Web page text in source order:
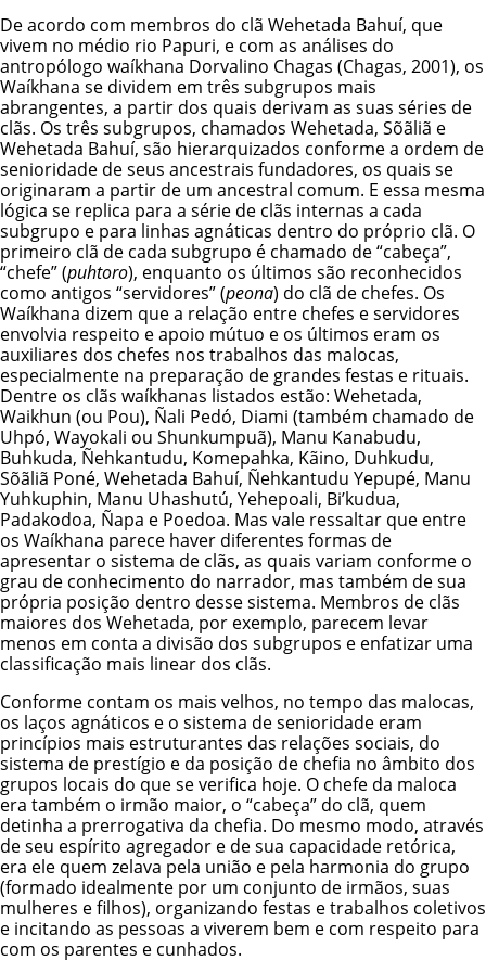
De acordo com membros do clã Wehetada Bahuí, que
vivem no médio rio Papuri, e com as análises do
antropólogo waíkhana Dorvalino Chagas (Chagas, 2001), os
Waíkhana se dividem em três subgrupos mais
abrangentes, a partir dos quais derivam as suas séries de
clãs. Os três subgrupos, chamados Wehetada, Sõãliã e
Wehetada Bahuí, são hierarquizados conforme a ordem de
senioridade de seus ancestrais fundadores, os quais se
originaram a partir de um ancestral comum. E essa mesma
lógica se replica para a série de clãs internas a cada
subgrupo e para linhas agnáticas dentro do próprio clã. O
primeiro clã de cada subgrupo é chamado de “cabeça”,
“chefe” (puhtoro), enquanto os últimos são reconhecidos
como antigos “servidores” (peona) do clã de chefes. Os
Waíkhana dizem que a relação entre chefes e servidores
envolvia respeito e apoio mútuo e os últimos eram os
auxiliares dos chefes nos trabalhos das malocas,
especialmente na preparação de grandes festas e rituais.
Dentre os clãs waíkhanas listados estão: Wehetada,
Waikhun (ou Pou), Ñali Pedó, Diami (também chamado de
Uhpó, Wayokali ou Shunkumpuã), Manu Kanabudu,
Buhkuda, Ñehkantudu, Komepahka, Kãino, Duhkudu,
Sõãliã Poné, Wehetada Bahuí, Ñehkantudu Yepupé, Manu
Yuhkuphin, Manu Uhashutú, Yehepoali, Bi’kudua,
Padakodoa, Ñapa e Poedoa. Mas vale ressaltar que entre
os Waíkhana parece haver diferentes formas de
apresentar o sistema de clãs, as quais variam conforme o
grau de conhecimento do narrador, mas também de sua
própria posição dentro desse sistema. Membros de clãs
maiores dos Wehetada, por exemplo, parecem levar
menos em conta a divisão dos subgrupos e enfatizar uma
classificação mais linear dos clãs.
Conforme contam os mais velhos, no tempo das malocas,
os laços agnáticos e o sistema de senioridade eram
princípios mais estruturantes das relações sociais, do
sistema de prestígio e da posição de chefia no âmbito dos
grupos locais do que se verifica hoje. O chefe da maloca
era também o irmão maior, o “cabeça” do clã, quem
detinha a prerrogativa da chefia. Do mesmo modo, através
de seu espírito agregador e de sua capacidade retórica,
era ele quem zelava pela união e pela harmonia do grupo
(formado idealmente por um conjunto de irmãos, suas
mulheres e filhos), organizando festas e trabalhos coletivos
e incitando as pessoas a viverem bem e com respeito para
com os parentes e cunhados.